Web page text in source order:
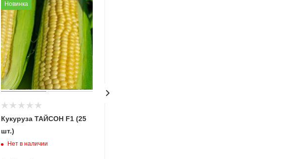
Новинка
Кукуруза ТАЙСОН F1 (25
шт.)
Нет в наличии